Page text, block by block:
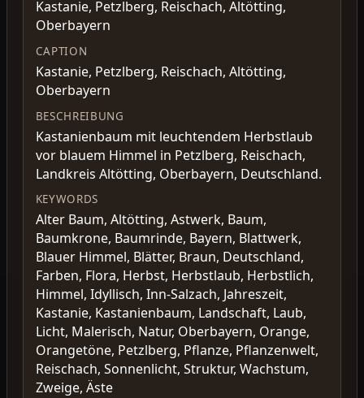
Kastanie, Petzlberg, Reischach, Altötting,
Oberbayern
CAPTION
Kastanie, Petzlberg, Reischach, Altötting,
Oberbayern
BESCHREIBUNG
Kastanienbaum mit leuchtendem Herbstlaub
vor blauem Himmel in Petzlberg, Reischach,
Landkreis Altötting, Oberbayern, Deutschland.
KEYWORDS
Alter Baum, Altötting, Astwerk, Baum,
Baumkrone, Baumrinde, Bayern, Blattwerk,
Blauer Himmel, Blätter, Braun, Deutschland,
Farben, Flora, Herbst, Herbstlaub, Herbstlich,
Himmel, Idyllisch, Inn-Salzach, Jahreszeit,
Kastanie, Kastanienbaum, Landschaft, Laub,
Licht, Malerisch, Natur, Oberbayern, Orange,
Orangetöne, Petzlberg, Pflanze, Pflanzenwelt,
Reischach, Sonnenlicht, Struktur, Wachstum,
Zweige, Äste